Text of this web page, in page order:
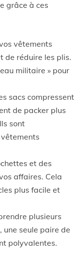
grâce à ces
vêtements
de réduire les plis.
militaire » pour
sacs compressent
de packer plus
sont
et des
affaires. Cela
plus facile et
plusieurs
seule paire de
polyvalentes.